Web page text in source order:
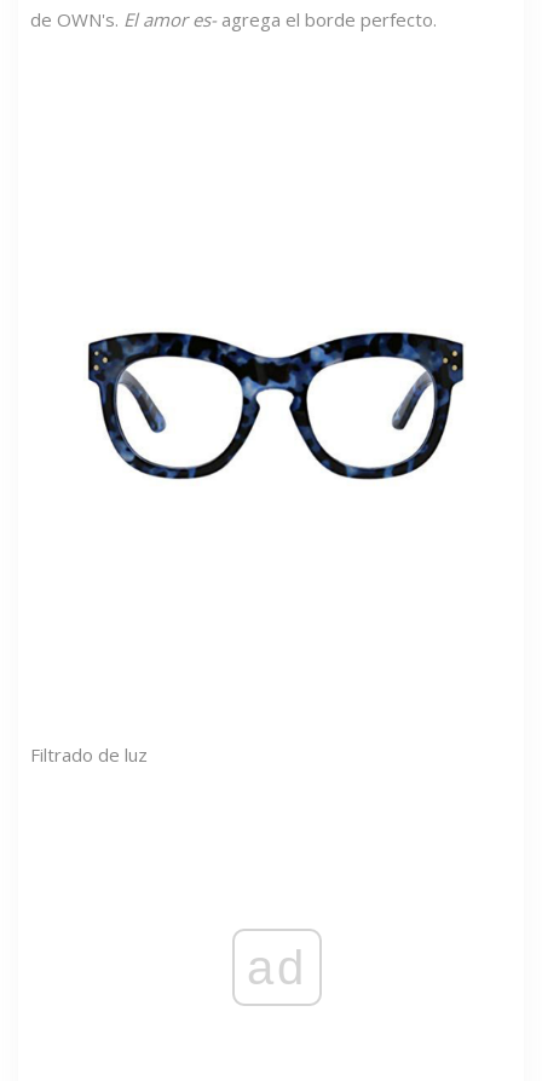
de OWN's. El amor es- agrega el borde perfecto.
Filtrado de luz
ad